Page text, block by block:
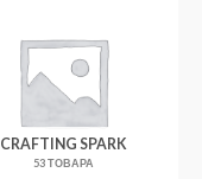
CRAFTING SPARK
53 ТОВАРА